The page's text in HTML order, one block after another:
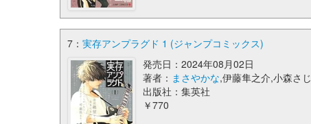
7： 実存アンプラグド 1 (ジャンプコミックス)
発売日：2024年08月02日
著者： まさやかな,伊藤隼之介,小森さじ
出版社：集英社
￥770